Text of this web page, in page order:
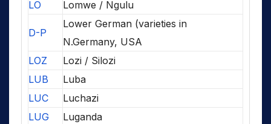
LO
Lomwe / Ngulu
D-P
Lower German (varieties in
N.Germany, USA
LOZ
Lozi / Silozi
LUB
Luba
LUC
Luchazi
LUG
Luganda